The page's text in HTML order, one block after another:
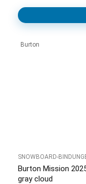
Burton
SNOWBOARD-
Burton Mission
gray cloud